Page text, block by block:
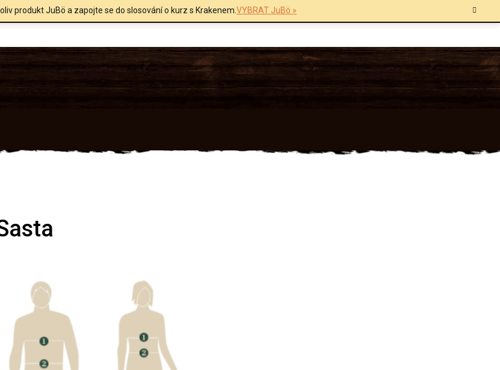
produkt JuBö a zapojte se do slosování o kurz s Krakenem.VYBRAT JuBö »